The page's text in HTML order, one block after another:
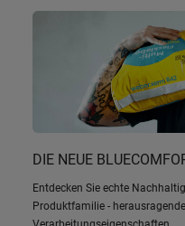
DIE NEUE
Entdecken Sie echte
Produktfamilie -